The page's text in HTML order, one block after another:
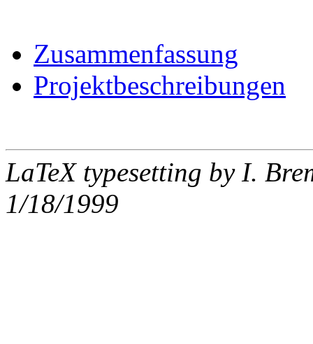
Zusammenfassung
Projektbeschreibungen
LaTeX typesetting by I.
1/18/1999